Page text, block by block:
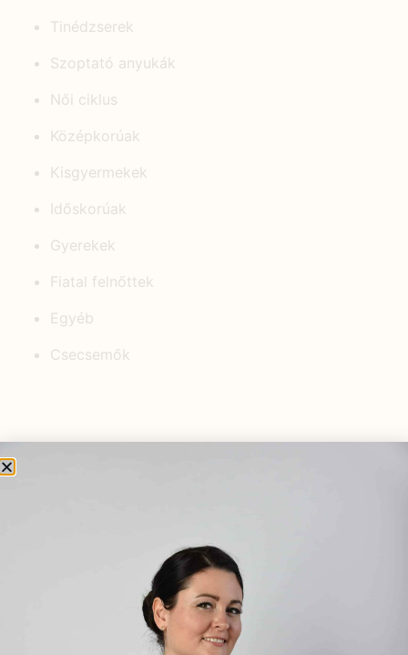
Tinédzserek
Szoptató anyukák
Női ciklus
Középkorúak
Kisgyermekek
Időskorúak
Gyerekek
Fiatal felnőttek
Egyéb
Csecsemők
Hogyan kezeljük a stresszt
kismamaként?
2024.03.05.